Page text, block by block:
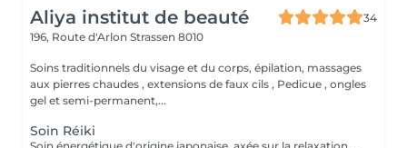
Aliya institut de beauté
34
196, Route d'Arlon Strassen 8010
Soins traditionnels du visage et du corps, épilation, massages
aux pierres chaudes , extensions de faux cils , Pedicue , ongles
gel et semi-permanent,...
Soin Réiki